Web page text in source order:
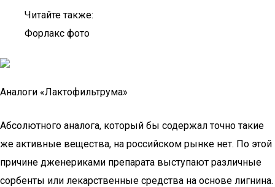
Читайте также:
Форлакс фото
Аналоги «Лактофильтрума»
Абсолютного аналога, который бы содержал точно такие
же активные вещества, на российском рынке нет. По этой
причине дженериками препарата выступают различные
сорбенты или лекарственные средства на основе лигнина.